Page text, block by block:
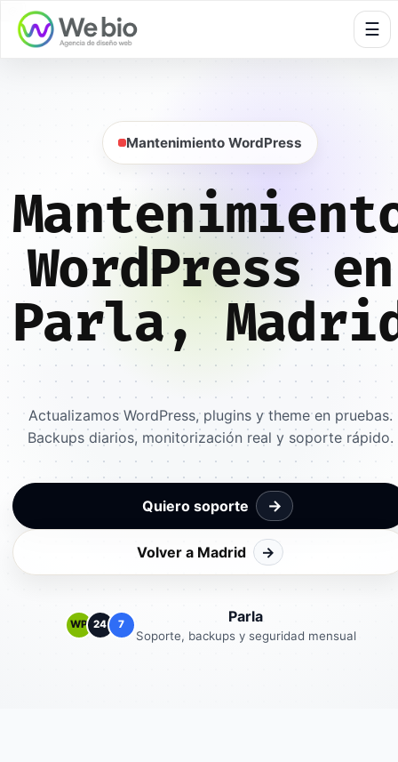
☰
Mantenimiento WordPress
WordPress en
Parla,
Actualizamos WordPress, plugins y theme en pruebas.
Backups diarios, monitorización real y soporte rápido.
Quiero soporte →
Volver a Madrid →
WP 24 7 Parla
Soporte, backups y seguridad mensual